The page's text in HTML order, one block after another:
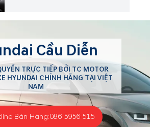
Cầu Diễn
TRỰC TIẾP BỞI TC MOTOR
HYUNDAI CHÍNH HÃNG TẠI VIỆT
NAM
Bán Hàng:086 5956 515